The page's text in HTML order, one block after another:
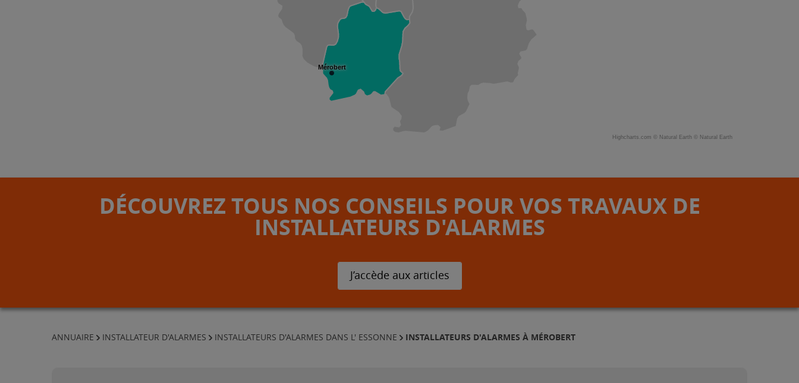
Mérobert
Highcharts.com © Natural Earth © Natural Earth
DÉCOUVREZ TOUS NOS CONSEILS POUR VOS TRAVAUX DE
INSTALLATEURS D'ALARMES
J’accède aux articles
ANNUAIRE INSTALLATEUR D'ALARMES INSTALLATEURS D'ALARMES DANS L' ESSONNE INSTALLATEURS D'ALARMES À MÉROBERT